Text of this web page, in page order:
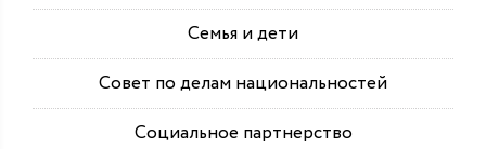
Семья и дети
Совет по делам национальностей
Социальное партнерство